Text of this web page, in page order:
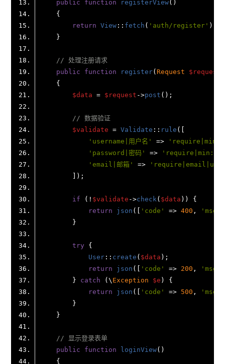
public function registerView(
return View:: fetch ( 'auth/register'
// 处理注册请求
public
function register( Request $request
$data = $request ->post
// 数据验证
$validate = Validate :: rule
'username|用户名'
=>
'password|密码'
=>
'require|min:6'
'email|邮箱'
=>
if (! $validate ->check( $data
return
json ([ 'code' => 400 , 'msg'
try
User:: create ( $data
return
json ([ 'code' => 200 , 'msg'
        }
catch (\ Exception $e
return
json ([ 'code' => 500 , 'msg'
// 显示登录表单
public
function loginView(